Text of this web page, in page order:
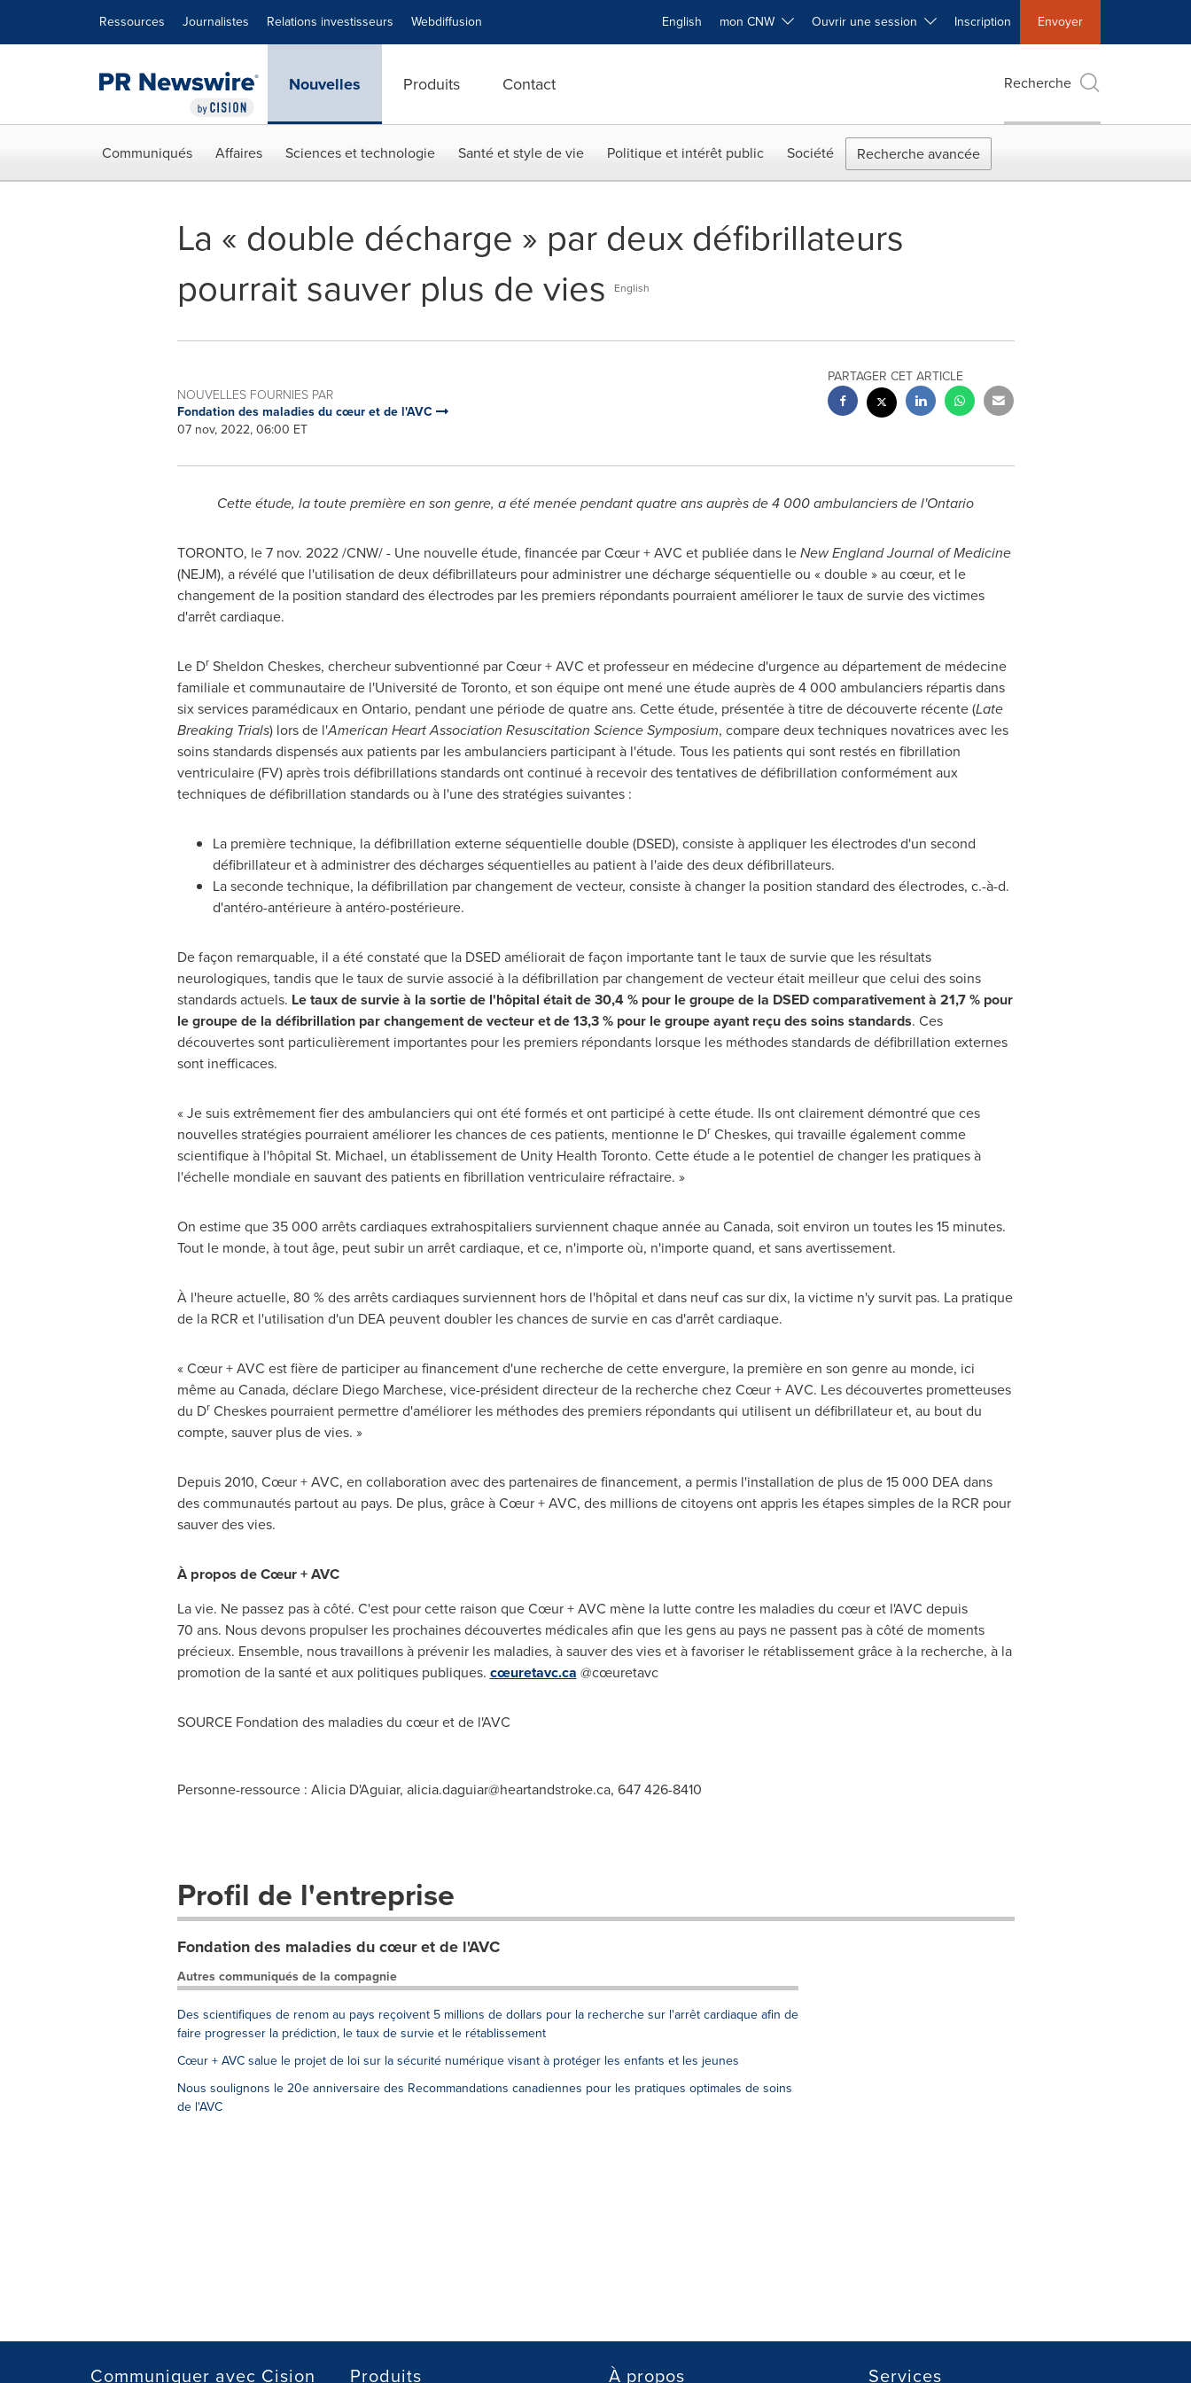
Ressources Journalistes Relations investisseurs Webdiffusion English mon CNW Ouvrir une session Inscription Envoyer
Nouvelles Produits Contact Recherche
Communiqués Affaires Sciences et technologie Santé et style de vie Politique et intérêt public Société Recherche avancée
La « double décharge » par deux défibrillateurs
pourrait sauver plus de vies
English
NOUVELLES FOURNIES PAR
Fondation des maladies du cœur et de l'AVC
07 nov, 2022, 06:00 ET
PARTAGER CET ARTICLE
Cette étude, la toute première en son genre, a été menée pendant quatre ans auprès de 4 000 ambulanciers de l'Ontario
TORONTO, le7 nov. 2022/CNW/ - Une nouvelle étude, financée par Cœur + AVC et publiée dans leNew England Journal of Medicine
(NEJM), a révélé que l'utilisation de deux défibrillateurs pour administrer une décharge séquentielle ou « double » au cœur, et le
changement de la position standard des électrodes par les premiers répondants pourraient améliorer le taux de survie des victimes
d'arrêt cardiaque.
Le DrSheldon Cheskes, chercheur subventionné par Cœur + AVC et professeur en médecine d'urgence au département de médecine
familiale et communautaire de l'Université deToronto, et son équipe ont mené une étude auprès de 4 000 ambulanciers répartis dans
six services paramédicaux en Ontario, pendant une période de quatre ans. Cette étude, présentée à titre de découverte récente (Late
Breaking Trials) lors de l'American Heart Association Resuscitation Science Symposium, compare deux techniques novatrices avec les
soins standards dispensés aux patients par les ambulanciers participant à l'étude. Tous les patients qui sont restés en fibrillation
ventriculaire (FV) après trois défibrillations standards ont continué à recevoir des tentatives de défibrillation conformément aux
techniques de défibrillation standards ou à l'une des stratégies suivantes :
La première technique, la défibrillation externe séquentielle double (DSED), consiste à appliquer les électrodes d'un second
défibrillateur et à administrer des décharges séquentielles au patient à l'aide des deux défibrillateurs.
La seconde technique, la défibrillation par changement de vecteur, consiste à changer la position standard des électrodes, c.-à-d.
d'antéro-antérieure à antéro-postérieure.
De façon remarquable, il a été constaté que la DSED améliorait de façon importante tant le taux de survie que les résultats
neurologiques, tandis que le taux de survie associé à la défibrillation par changement de vecteur était meilleur que celui des soins
standards actuels. Le taux de survie à la sortie de l'hôpital était de 30,4 % pour le groupe de la DSED comparativement à 21,7 % pour
le groupe de la défibrillation par changement de vecteur et de 13,3 % pour le groupe ayant reçu des soins standards. Ces
découvertes sont particulièrement importantes pour les premiers répondants lorsque les méthodes standards de défibrillation externes
sont inefficaces.
« Je suis extrêmement fier des ambulanciers qui ont été formés et ont participé à cette étude. Ils ont clairement démontré que ces
nouvelles stratégies pourraient améliorer les chances de ces patients, mentionne le DrCheskes, qui travaille également comme
scientifique à l'hôpital St. Michael, un établissement de Unity Health Toronto. Cette étude a le potentiel de changer les pratiques à
l'échelle mondiale en sauvant des patients en fibrillation ventriculaire réfractaire. »
On estime que 35 000 arrêts cardiaques extrahospitaliers surviennent chaque année au Canada, soit environ un toutes les 15 minutes.
Tout le monde, à tout âge, peut subir un arrêt cardiaque, et ce, n'importe où, n'importe quand, et sans avertissement.
À l'heure actuelle, 80 % des arrêts cardiaques surviennent hors de l'hôpital et dans neuf cas sur dix, la victime n'y survit pas. La pratique
de la RCR et l'utilisation d'un DEA peuvent doubler les chances de survie en cas d'arrêt cardiaque.
« Cœur + AVC est fière de participer au financement d'une recherche de cette envergure, la première en son genre au monde, ici
même au Canada, déclare Diego Marchese, vice-président directeur de la recherche chez Cœur + AVC. Les découvertes prometteuses
du DrCheskes pourraient permettre d'améliorer les méthodes des premiers répondants qui utilisent un défibrillateur et, au bout du
compte, sauver plus de vies. »
Depuis 2010, Cœur + AVC, en collaboration avec des partenaires de financement, a permis l'installation de plus de 15 000 DEA dans
des communautés partout au pays. De plus, grâce à Cœur + AVC, des millions de citoyens ont appris les étapes simples de la RCR pour
sauver des vies.
À propos de Cœur + AVC
La vie. Ne passez pas à côté. C'est pour cette raison que Cœur + AVC mène la lutte contre les maladies du cœur et l'AVC depuis
70 ans. Nous devons propulser les prochaines découvertes médicales afin que les gens au pays ne passent pas à côté de moments
précieux. Ensemble, nous travaillons à prévenir les maladies, à sauver des vies et à favoriser le rétablissement grâce à la recherche, à la
promotion de la santé et aux politiques publiques. cœuretavc.ca @cœuretavc
SOURCE Fondation des maladies du cœur et de l'AVC
Personne-ressource : Alicia D'Aguiar, alicia.daguiar@heartandstroke.ca, 647 426-8410
Profil de l'entreprise
Fondation des maladies du cœur et de l'AVC
Autres communiqués de la compagnie
Des scientifiques de renom au pays reçoivent 5 millions de dollars pour la recherche sur l'arrêt cardiaque afin de
faire progresser la prédiction, le taux de survie et le rétablissement
Cœur + AVC salue le projet de loi sur la sécurité numérique visant à protéger les enfants et les jeunes
Nous soulignons le 20e anniversaire des Recommandations canadiennes pour les pratiques optimales de soins
de l'AVC
Communiquer avec Cision Produits À propos Services